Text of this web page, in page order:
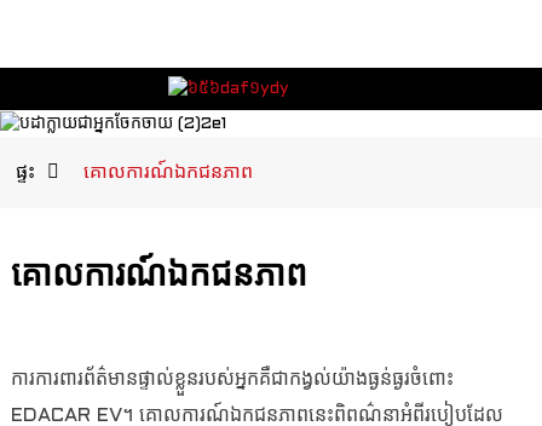
ផ្ទះ គោលការណ៍ឯកជនភាព
គោលការណ៍ឯកជនភាព
ការការពារព័ត៌មានផ្ទាល់ខ្លួនរបស់អ្នកគឺជាកង្វល់យ៉ាងធ្ងន់ធ្ងរចំពោះ
EDACAR EV។ គោលការណ៍ឯកជនភាពនេះពិពណ៌នាអំពីរបៀបដែល